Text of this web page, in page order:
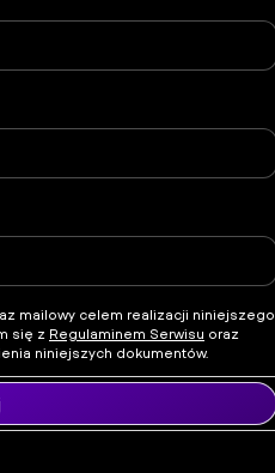
mailowy celem realizacji niniejszego
się z Regulaminem Serwisu oraz
niniejszych dokumentów.